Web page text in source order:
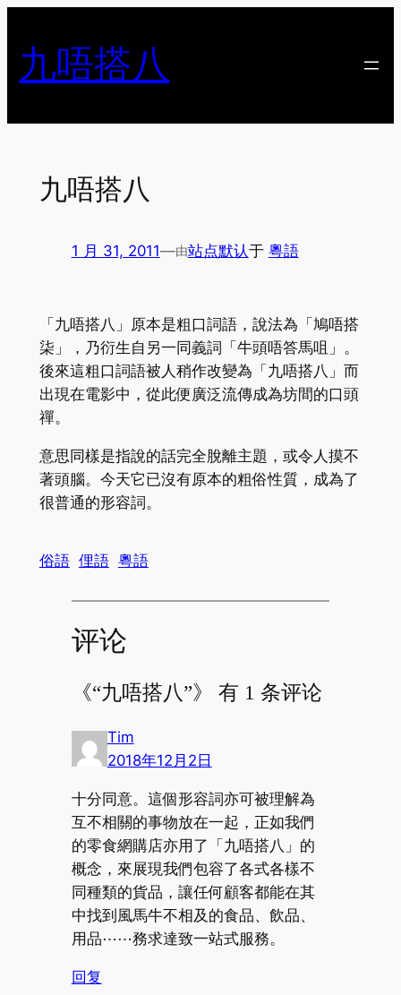
容
九唔搭八
九唔搭八
1 月 31, 2011—由站点默认于 粵語
「九唔搭八」原本是粗口詞語，說法為「鳩唔搭
柒」，乃衍生自另一同義詞「牛頭唔答馬咀」。
後來這粗口詞語被人稍作改變為「九唔搭八」而
出現在電影中，從此便廣泛流傳成為坊間的口頭
禪。
意思同樣是指說的話完全脫離主題，或令人摸不
著頭腦。今天它已沒有原本的粗俗性質，成為了
很普通的形容詞。
俗語 俚語 粵語
评论
《“九唔搭八”》 有 1 条评论
Tim
2018年12月2日
十分同意。這個形容詞亦可被理解為
互不相關的事物放在一起，正如我們
的零食網購店亦用了「九唔搭八」的
概念，來展現我們包容了各式各樣不
同種類的貨品，讓任何顧客都能在其
中找到風馬牛不相及的食品、飲品、
用品⋯⋯務求達致一站式服務。
回复